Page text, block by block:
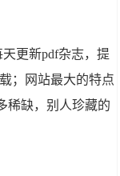
更新pdf杂志，提
；网站最大的特点
稀缺，别人珍藏的